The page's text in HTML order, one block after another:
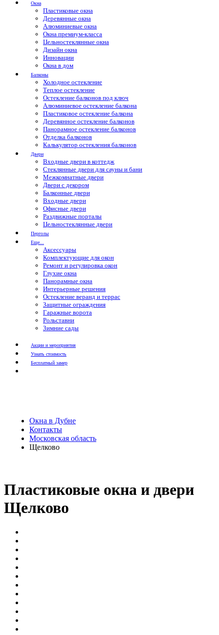
Окна
Пластиковые окна
Деревянные окна
Алюминиевые окна
Окна премиум-класса
Цельностеклянные окна
Дизайн окна
Инновации
Окна в дом
Балконы
Холодное остекление
Теплое остекление
Остекление балконов под ключ
Алюминиевое остекление балкона
Пластиковое остекление балкона
Деревянное остекление балконов
Панорамное остекление балконов
Отделка балконов
Калькулятор остекления балконов
Двери
Входные двери в коттедж
Стеклянные двери для сауны и бани
Межкомнатные двери
Двери с декором
Балконные двери
Входные двери
Офисные двери
Раздвижные порталы
Цельностеклянные двери
Перголы
Еще...
Аксессуары
Комплектующие для окон
Ремонт и регулировка окон
Глухие окна
Панорамные окна
Интерьерные решения
Остекление веранд и террас
Защитные ограждения
Гаражные ворота
Рольставни
Зимние сады
Акции и мероприятия
Узнать стоимость
Бесплатный замер
Окна в Дубне
Контакты
Московская область
Щелково
Пластиковые окна и двери
Щелково